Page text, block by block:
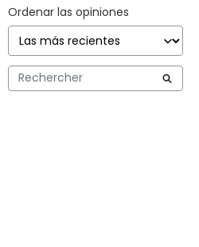
Ordenar las opiniones